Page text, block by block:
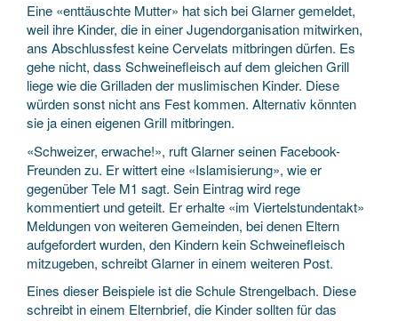
Eine «enttäuschte Mutter» hat sich bei Glarner gemeldet,
weil ihre Kinder, die in einer Jugendorganisation mitwirken,
ans Abschlussfest keine Cervelats mitbringen dürfen. Es
gehe nicht, dass Schweinefleisch auf dem gleichen Grill
liege wie die Grilladen der muslimischen Kinder. Diese
würden sonst nicht ans Fest kommen. Alternativ könnten
sie ja einen eigenen Grill mitbringen.
«Schweizer, erwache!», ruft Glarner seinen Facebook-
Freunden zu. Er wittert eine «Islamisierung», wie er
gegenüber Tele M1 sagt. Sein Eintrag wird rege
kommentiert und geteilt. Er erhalte «im Viertelstundentakt»
Meldungen von weiteren Gemeinden, bei denen Eltern
aufgefordert wurden, den Kindern kein Schweinefleisch
mitzugeben, schreibt Glarner in einem weiteren Post.
Eines dieser Beispiele ist die Schule Strengelbach. Diese
schreibt in einem Elternbrief, die Kinder sollten für das